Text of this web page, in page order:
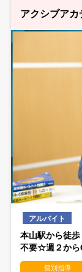
アクシブア
アルバイト
本山駅から徒
不要☆週２から
個別指導